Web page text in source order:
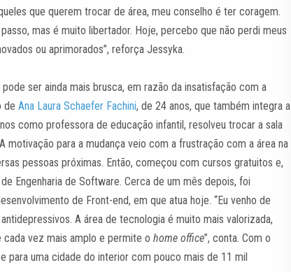
que querem trocar de área, meu conselho é ter coragem.
mas é muito libertador. Hoje, percebo que não perdi meus
ou aprimorados”, reforça Jessyka.
ser ainda mais brusca, em razão da insatisfação com a
deAna Laura Schaefer Fachini, de 24 anos, que também integra a
como professora de educação infantil, resolveu trocar a sala
motivação para a mudança veio com a frustração com a área na
pessoas próximas. Então, começou com cursos gratuitos e,
Engenharia de Software. Cerca de um mês depois, foi
de Front-end, em que atua hoje. “Eu venho de
A área de tecnologia é muito mais valorizada,
cada vez mais amplo e permite ohome office”, conta. Com o
para uma cidade do interior com pouco mais de 11 mil